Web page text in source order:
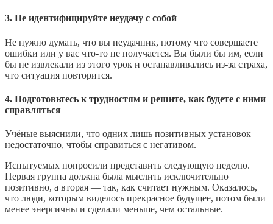
3. Не идентифицируйте неудачу с собой
Не нужно думать, что вы неудачник, потому что совершаете
ошибки или у вас что-то не получается. Вы были бы им, если
бы не извлекали из этого урок и останавливались из-за страха,
что ситуация повторится.
4. Подготовьтесь к трудностям и решите, как будете с ними
справляться
Учёные выяснили, что одних лишь позитивных установок
недостаточно, чтобы справиться с негативом.
Испытуемых попросили представить следующую неделю.
Первая группа должна была мыслить исключительно
позитивно, а вторая — так, как считает нужным. Оказалось,
что люди, которым виделось прекрасное будущее, потом были
менее энергичны и сделали меньше, чем остальные.